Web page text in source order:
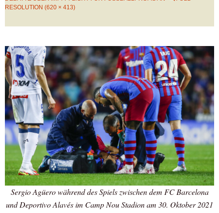
RESOLUTION (620 × 413)
Sergio Agüero während des Spiels zwischen dem FC Barcelona
und Deportivo Alavés im Camp Nou Stadion am 30. Oktober 2021